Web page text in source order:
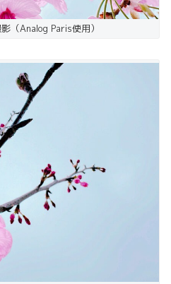
（Analog Paris使用）